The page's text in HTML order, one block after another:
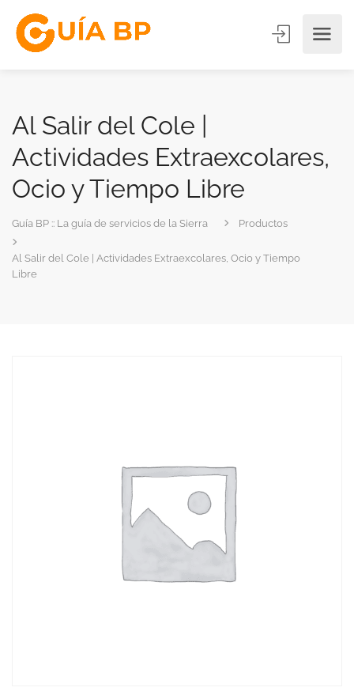
Al Salir del Cole |
Actividades Extraexcolares,
Ocio y Tiempo Libre
Guía BP :: La guía de servicios de la Sierra Productos
Al Salir del Cole | Actividades Extraexcolares, Ocio y Tiempo
Libre